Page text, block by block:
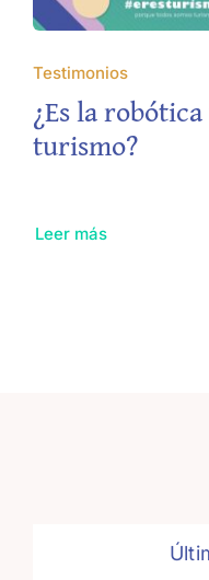
Testimonios
¿Es la
turismo?
Leer más